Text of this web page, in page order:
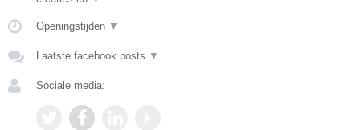
Openingstijden ▼
Laatste facebook posts ▼
Sociale media: